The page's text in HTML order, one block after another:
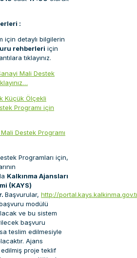
:
için detaylı bilgilerin
rehberleri için
tıklayınız.
Mali Destek
Küçük Ölçekli
Programı için
Mali Destek Programı
Programları için,
Kalkınma Ajansları
(KAYS)
Başvurular, http://
modülü
ve bu sistem
başvuru
teslim edilmesiyle
Ajans
proje teklif